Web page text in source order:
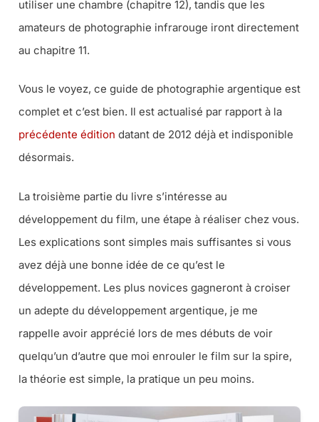
utiliser une chambre (chapitre 12), tandis que les
amateurs de photographie infrarouge iront directement
au chapitre 11.
Vous le voyez, ce guide de photographie argentique est
complet et c’est bien. Il est actualisé par rapport à la
précédente édition datant de 2012 déjà et indisponible
désormais.
La troisième partie du livre s’intéresse au
développement du film, une étape à réaliser chez vous.
Les explications sont simples mais suffisantes si vous
avez déjà une bonne idée de ce qu’est le
développement. Les plus novices gagneront à croiser
un adepte du développement argentique, je me
rappelle avoir apprécié lors de mes débuts de voir
quelqu’un d’autre que moi enrouler le film sur la spire,
la théorie est simple, la pratique un peu moins.